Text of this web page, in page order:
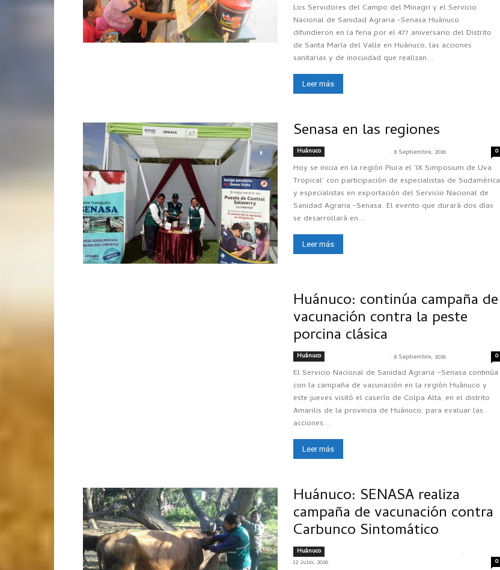
Los Servidores del Campo del Minagri y el Servicio
Nacional de Sanidad Agraria -Senasa Huánuco
difundieron en la feria por el 477 aniversario del Distrito
de Santa María del Valle en Huánuco, las acciones
sanitarias y de inocuidad que realizan...
Leer más
Senasa en las regiones
Huánuco - 8 Septiembre, 2016 0
Hoy se inicia en la región Piura el 'IX Simposium de Uva
Tropical' con participación de especialistas de Sudamérica
y especialistas en exportación del Servicio Nacional de
Sanidad Agraria -Senasa. El evento que durará dos días
se desarrollará en...
Leer más
Huánuco: continúa campaña de
vacunación contra la peste
porcina clásica
Huánuco - 8 Septiembre, 2016 0
El Servicio Nacional de Sanidad Agraria –Senasa continúa
con la campaña de vacunación en la región Huánuco y
este jueves visitó el caserío de Colpa Alta, en el distrito
Amarilis de la provincia de Huánuco, para evaluar las
acciones...
Leer más
Huánuco: SENASA realiza
campaña de vacunación contra
Carbunco Sintomático
Huánuco -
12 Julio, 2016 0